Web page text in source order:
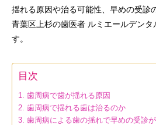
揺れる原因や治る可能性、早めの受診
青葉区上杉の歯医者 ルミエールデンタ
す。
目次
1. 歯周病で歯が揺れる原因
2. 歯周病で揺れる歯は治るのか
3. 歯周病による歯の揺れで早めの受診